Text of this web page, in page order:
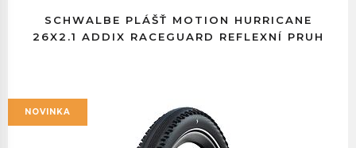
SCHWALBE PLÁŠŤ MOTION HURRICANE
26X2.1 ADDIX RACEGUARD REFLEXNÍ PRUH
NOVINKA